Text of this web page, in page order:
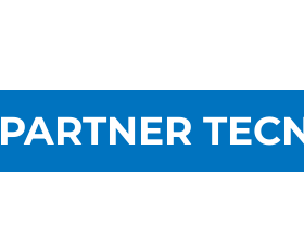
PARTNER